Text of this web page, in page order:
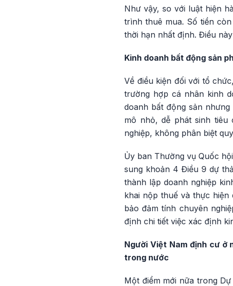
Như vậy, so với luật hiện
trình thuê mua. Số tiền
thời hạn nhất định. Điều
Kinh doanh bất động sản
Về điều kiện đối với tổ
trường hợp cá nhân kinh
doanh bất động sản
mô nhỏ, dễ phát sinh
nghiệp, không phân biệt
Ủy ban Thường vụ Quốc
sung khoản 4 Điều 9 dự
thành lập doanh nghiệp
khai nộp thuế và thực
bảo đảm tính chuyên
định chi tiết việc xác định
Người Việt Nam định cư ở
trong nước
Một điểm mới nữa trong